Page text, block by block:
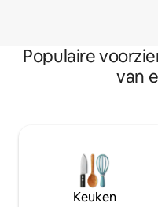
Populaire
van
Keuken